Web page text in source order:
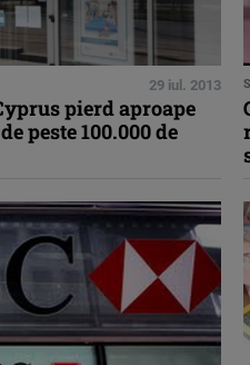
29 iul. 2013
pierd aproape
peste 100.000 de